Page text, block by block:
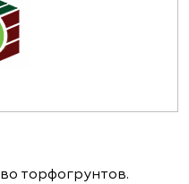
торфогрунтов.